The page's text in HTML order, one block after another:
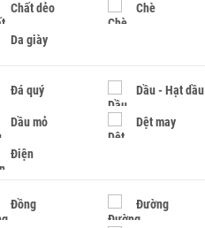
Chất dẻo Chè
Da giày
Đá quý Dầu - Hạt dầu
Dầu mỏ Dệt may
Điện
Đồng Đường